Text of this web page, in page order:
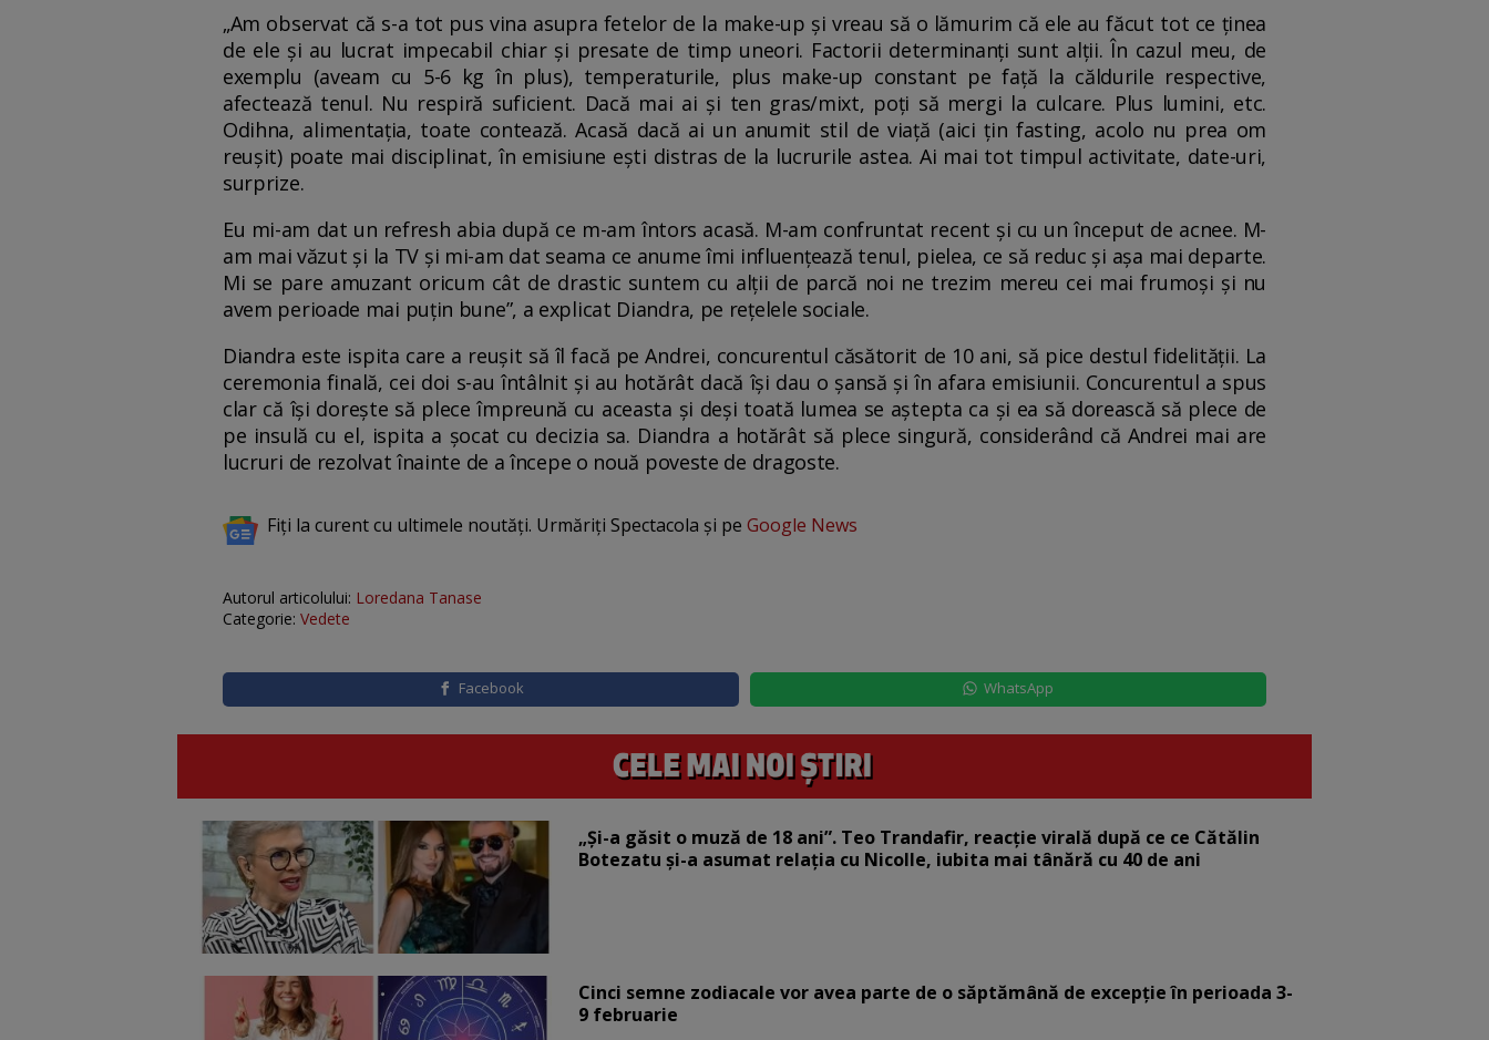
„Am observat că s-a tot pus vina asupra fetelor de la make-up și vreau să o lămurim că ele au făcut tot ce ținea
de ele și au lucrat impecabil chiar și presate de timp uneori. Factorii determinanți sunt alții. În cazul meu, de
exemplu (aveam cu 5-6 kg în plus), temperaturile, plus make-up constant pe față la căldurile respective,
afectează tenul. Nu respiră suficient. Dacă mai ai și ten gras/mixt, poți să mergi la culcare. Plus lumini, etc.
Odihna, alimentația, toate contează. Acasă dacă ai un anumit stil de viață (aici țin fasting, acolo nu prea om
reușit) poate mai disciplinat, în emisiune ești distras de la lucrurile astea. Ai mai tot timpul activitate, date-uri,
surprize.
Eu mi-am dat un refresh abia după ce m-am întors acasă. M-am confruntat recent și cu un început de acnee. M-
am mai văzut și la TV și mi-am dat seama ce anume îmi influențează tenul, pielea, ce să reduc și așa mai departe.
Mi se pare amuzant oricum cât de drastic suntem cu alții de parcă noi ne trezim mereu cei mai frumoși și nu
avem perioade mai puțin bune”, a explicat Diandra, pe rețelele sociale.
Diandra este ispita care a reușit să îl facă pe Andrei, concurentul căsătorit de 10 ani, să pice destul fidelității. La
ceremonia finală, cei doi s-au întâlnit și au hotărât dacă își dau o șansă și în afara emisiunii. Concurentul a spus
clar că își dorește să plece împreună cu aceasta și deși toată lumea se aștepta ca și ea să dorească să plece de
pe insulă cu el, ispita a șocat cu decizia sa. Diandra a hotărât să plece singură, considerând că Andrei mai are
lucruri de rezolvat înainte de a începe o nouă poveste de dragoste.
Fiți la curent cu ultimele noutăți. Urmăriți Spectacola și pe Google News
Autorul articolului: Loredana Tanase
Categorie: Vedete
Facebook WhatsApp
„Și-a găsit o muză de 18 ani”. Teo Trandafir, reacție virală după ce ce Cătălin
Botezatu și-a asumat relația cu Nicolle, iubita mai tânără cu 40 de ani
Cinci semne zodiacale vor avea parte de o săptămână de excepție în perioada 3-
9 februarie